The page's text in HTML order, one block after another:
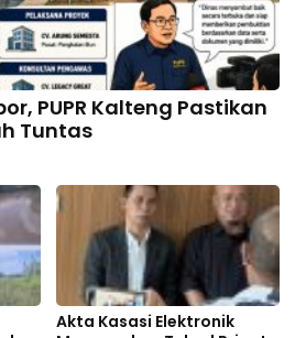
PUPR Kalteng Pastikan
Tuntas
Akta Kasasi Elektronik